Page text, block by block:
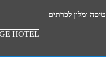
טיסה ומלון לכרתים
HOTEL